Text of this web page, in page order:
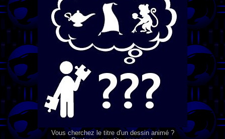
Vous cherchez le titre d'un dessin animé ?